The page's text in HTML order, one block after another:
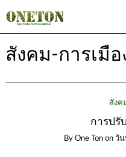
สังคม-การเมือ
สังค
การปรั
By One Ton on วัน